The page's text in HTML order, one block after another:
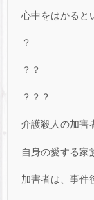
心中をはかると
？
？？
？？？
介護殺人の加害
自身の愛する家
加害者は、事件